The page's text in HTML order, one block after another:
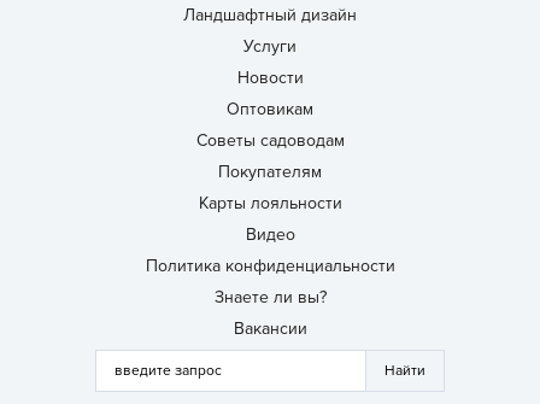
Ландшафтный дизайн
Услуги
Новости
Оптовикам
Советы садоводам
Покупателям
Карты лояльности
Видео
Политика конфиденциальности
Знаете ли вы?
Вакансии